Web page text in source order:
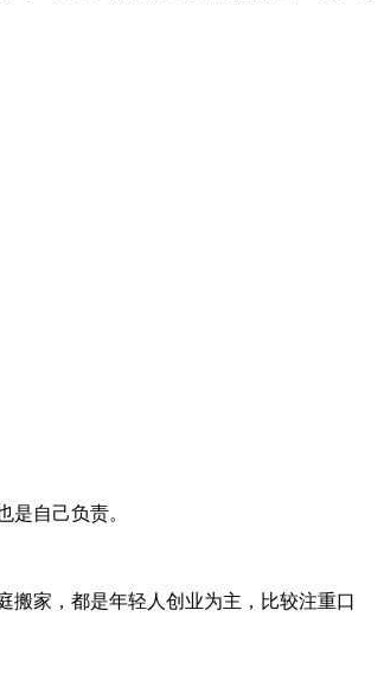
自己负责。
搬家，都是年轻人创业为主，比较注重口